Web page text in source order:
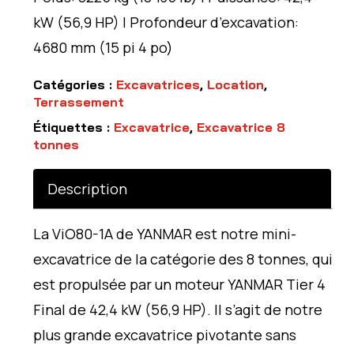
kW (56,9 HP) | Profondeur d’excavation:
4680 mm (15 pi 4 po)
Catégories : Excavatrices, Location,
Terrassement
Étiquettes : Excavatrice, Excavatrice 8
tonnes
Description
La ViO80-1A de YANMAR est notre mini-
excavatrice de la catégorie des 8 tonnes, qui
est propulsée par un moteur YANMAR Tier 4
Final de 42,4 kW (56,9 HP). Il s’agit de notre
plus grande excavatrice pivotante sans